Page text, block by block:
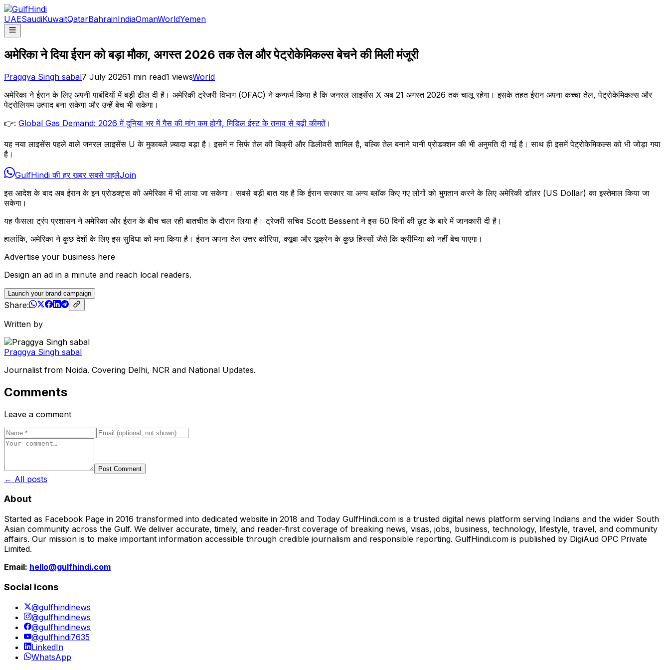
UAESaudiKuwaitQatarBahrainIndiaOmanWorldYemen
अमेरिका ने दिया ईरान को बड़ा मौका, अगस्त 2026 तक तेल और पेट्रोकेमिकल्स बेचने की मिली मंजूरी
Praggya Singh sabal7 July 20261 min read1 viewsWorld
अमेरिका ने ईरान के लिए अपनी पाबंदियों में बड़ी ढील दी है। अमेरिकी ट्रेजरी विभाग (OFAC) ने कन्फर्म किया है कि जनरल लाइसेंस X अब 21 अगस्त 2026 तक चालू रहेगा। इसके तहत ईरान अपना कच्चा तेल, पेट्रोकेमिकल्स और
पेट्रोलियम उत्पाद बना सकेगा और उन्हें बेच भी सकेगा।
👉: Global Gas Demand: 2026 में दुनिया भर में गैस की मांग कम होगी, मिडिल ईस्ट के तनाव से बढ़ी कीमतें।
यह नया लाइसेंस पहले वाले जनरल लाइसेंस U के मुकाबले ज़्यादा बड़ा है। इसमें न सिर्फ तेल की बिक्री और डिलीवरी शामिल है, बल्कि तेल बनाने यानी प्रोडक्शन की भी अनुमति दी गई है। साथ ही इसमें पेट्रोकेमिकल्स को भी जोड़ा गया
है।
GulfHindi की हर खबर सबसे पहलेJoin
इस आदेश के बाद अब ईरान के इन प्रोडक्ट्स को अमेरिका में भी लाया जा सकेगा। सबसे बड़ी बात यह है कि ईरान सरकार या अन्य ब्लॉक किए गए लोगों को भुगतान करने के लिए अमेरिकी डॉलर (US Dollar) का इस्तेमाल किया जा
सकेगा।
यह फैसला ट्रंप प्रशासन ने अमेरिका और ईरान के बीच चल रही बातचीत के दौरान लिया है। ट्रेजरी सचिव Scott Bessent ने इस 60 दिनों की छूट के बारे में जानकारी दी है।
हालांकि, अमेरिका ने कुछ देशों के लिए इस सुविधा को मना किया है। ईरान अपना तेल उत्तर कोरिया, क्यूबा और यूक्रेन के कुछ हिस्सों जैसे कि क्रीमिया को नहीं बेच पाएगा।
Advertise your business here
Design an ad in a minute and reach local readers.
Launch your brand campaign
Share:
Written by
Praggya Singh sabal
Journalist from Noida. Covering Delhi, NCR and National Updates.
Comments
Leave a comment
Post Comment
← All posts
About
Started as Facebook Page in 2016 transformed into dedicated website in 2018 and Today GulfHindi.com is a trusted digital news platform serving Indians and the wider South
Asian community across the Gulf. We deliver accurate, timely, and reader-first coverage of breaking news, visas, jobs, business, technology, lifestyle, travel, and community
affairs. Our mission is to make important information accessible through credible journalism and responsible reporting. GulfHindi.com is published by DigiAud OPC Private
Limited.
Email: hello@gulfhindi.com
Social icons
@gulfhindinews
@gulfhindinews
@gulfhindinews
@gulfhindi7635
LinkedIn
WhatsApp